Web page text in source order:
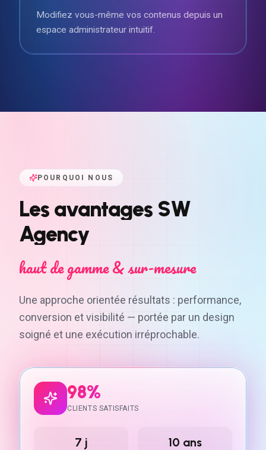
Modifiez vous-même vos contenus depuis un
espace administrateur intuitif.
POURQUOI NOUS
Les avantages SW
Agency
haut de gamme & sur-mesure
Une approche orientée résultats : performance,
conversion et visibilité — portée par un design
soigné et une exécution irréprochable.
98%
CLIENTS SATISFAITS
7 j 10 ans